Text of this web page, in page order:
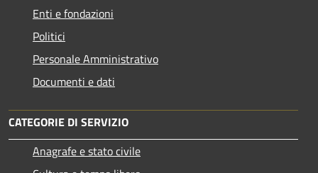
Enti e fondazioni
Politici
Personale Amministrativo
Documenti e dati
CATEGORIE DI SERVIZIO
Anagrafe e stato civile